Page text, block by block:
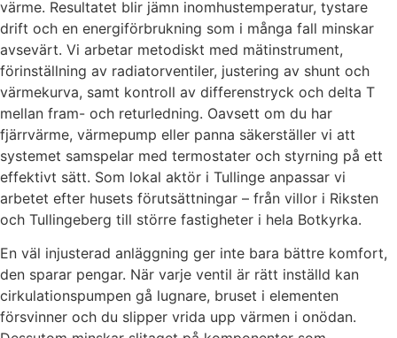
värme. Resultatet blir jämn inomhustemperatur, tystare
drift och en energiförbrukning som i många fall minskar
avsevärt. Vi arbetar metodiskt med mätinstrument,
förinställning av radiatorventiler, justering av shunt och
värmekurva, samt kontroll av differenstryck och delta T
mellan fram- och returledning. Oavsett om du har
fjärrvärme, värmepump eller panna säkerställer vi att
systemet samspelar med termostater och styrning på ett
effektivt sätt. Som lokal aktör i Tullinge anpassar vi
arbetet efter husets förutsättningar – från villor i Riksten
och Tullingeberg till större fastigheter i hela Botkyrka.
En väl injusterad anläggning ger inte bara bättre komfort,
den sparar pengar. När varje ventil är rätt inställd kan
cirkulationspumpen gå lugnare, bruset i elementen
försvinner och du slipper vrida upp värmen i onödan.